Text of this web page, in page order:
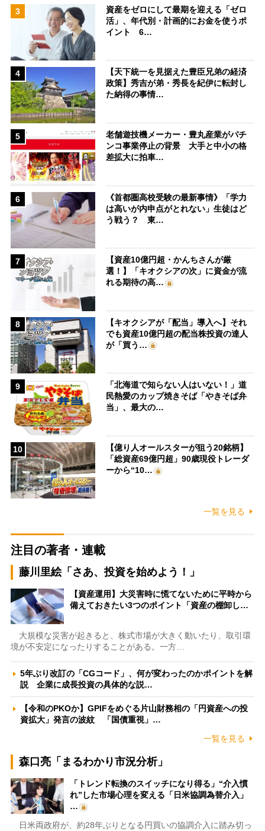
3
資産をゼロにして最期を迎える「ゼロ
活」、年代別・計画的にお金を使うポ
イント 6…
4
【天下統一を見据えた豊臣兄弟の経済
政策】秀吉が弟・秀長を紀伊に転封し
た納得の事情…
5
老舗遊技機メーカー・豊丸産業がパチ
ンコ事業停止の背景 大手と中小の格
差拡大に拍車…
6
《首都圏高校受験の最新事情》「学力
は高いが内申点がとれない」生徒はど
う戦う？ 東…
7
【資産10億円超・かんちさんが厳
選！】「キオクシアの次」に資金が流
れる期待の高…
8
【キオクシアが「配当」導入へ】それ
でも資産10億円超の配当株投資の達人
が「買う…
9
「北海道で知らない人はいない！」道
民熱愛のカップ焼きそば「やきそば弁
当」、最大の…
10
【億り人オールスターが狙う20銘柄】
「総資産69億円超」90歳現役トレーダ
ーから“10…
一覧を見る
注目の著者・連載
藤川里絵「さあ、投資を始めよう！」
【資産運用】大災害時に慌てないために平時から
備えておきたい3つのポイント「資産の棚卸し…
大規模な災害が起きると、株式市場が大きく動いたり、取引環
境が不安定になったりすることがある。一方…
5年ぶり改訂の「CGコード」、何が変わったのかポイントを解
説 企業に成長投資の具体的な説…
【令和のPKOか】GPIFをめぐる片山財務相の「円資産への投
資拡大」発言の波紋 「国債重視」…
一覧を見る
森口亮「まるわかり市況分析」
「トレンド転換のスイッチになり得る」“介入慣
れ”した市場心理を変える「日米協調為替介入」
…
日米両政府が、約28年ぶりとなる円買いの協調介入に踏み切っ